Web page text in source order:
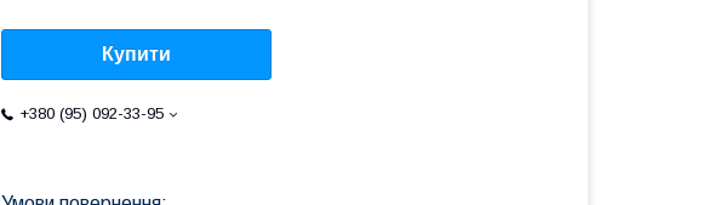
Купити
+380 (95) 092-33-95